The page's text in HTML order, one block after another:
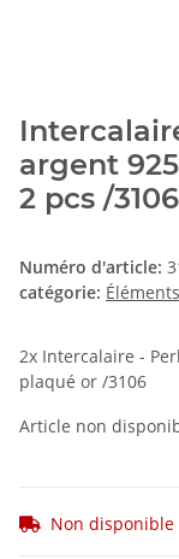
argent
2 pcs /3106
Numéro d'article:
catégorie:
2x Intercalaire -
plaqué or /3106
Article non
Non